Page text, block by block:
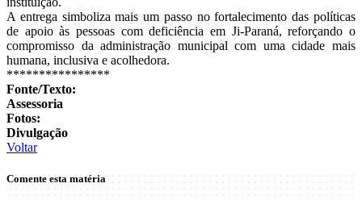
A entrega simboliza mais um passo no fortalecimento das políticas
de apoio às pessoas com deficiência em Ji-Paraná, reforçando o
compromisso da administração municipal com uma cidade mais
humana, inclusiva e acolhedora.
****************
Fonte/Texto:
Assessoria
Fotos:
Divulgação
Voltar
Comente esta matéria